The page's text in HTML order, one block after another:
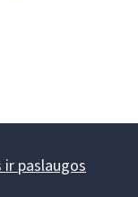
paslaugos